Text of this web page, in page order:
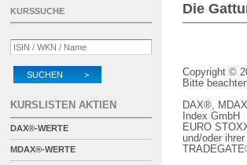
Die
Copyright ©
Bitte
DAX®,
Index GmbH
EURO
und/oder
KURSSUCHE
SUCHEN >
KURSLISTEN AKTIEN
DAX®-WERTE
MDAX®-WERTE